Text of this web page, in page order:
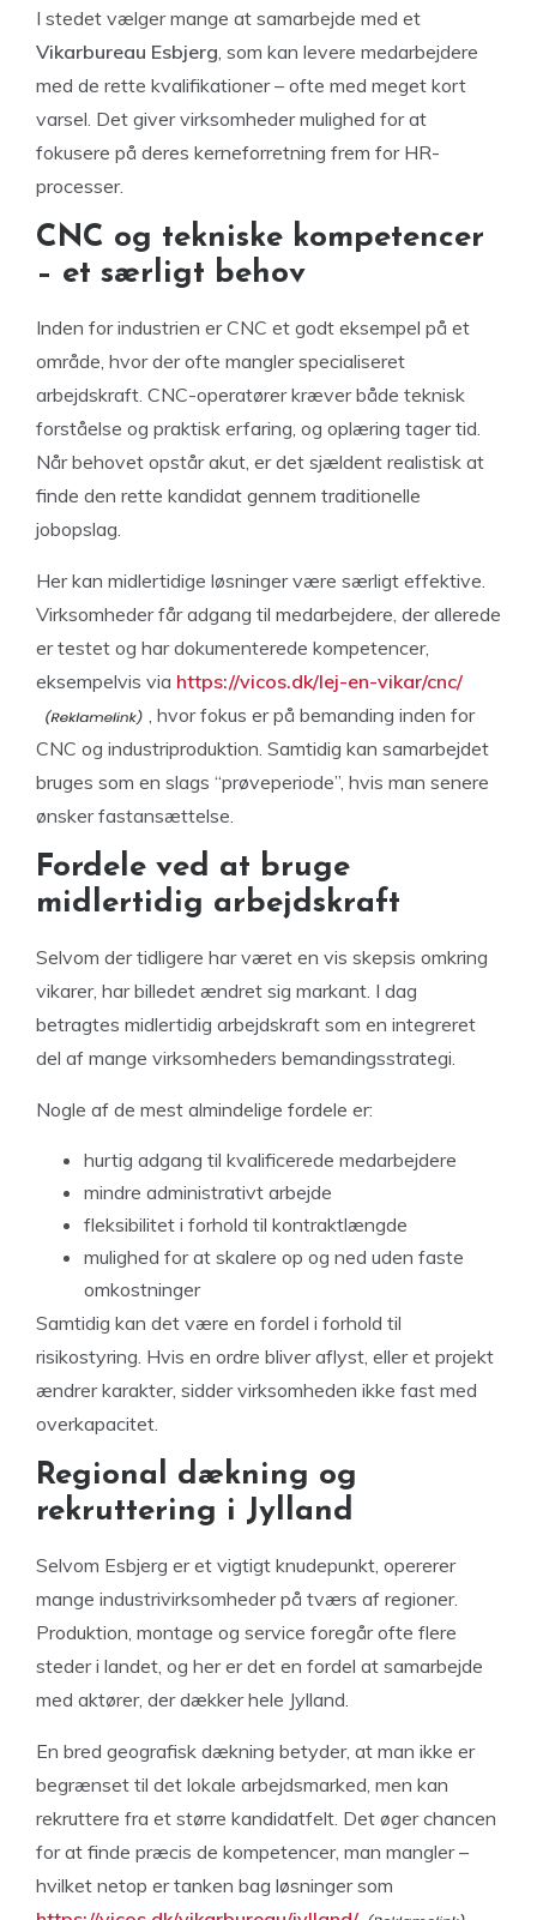
I stedet vælger mange at samarbejde med et
Vikarbureau Esbjerg , som kan levere medarbejdere
med de rette kvalifikationer – ofte med meget kort
varsel. Det giver virksomheder mulighed for at
fokusere på deres kerneforretning frem for HR-
processer.
CNC og tekniske kompetencer
– et særligt behov
Inden for industrien er CNC et godt eksempel på et
område, hvor der ofte mangler specialiseret
arbejdskraft. CNC-operatører kræver både teknisk
forståelse og praktisk erfaring, og oplæring tager tid.
Når behovet opstår akut, er det sjældent realistisk at
finde den rette kandidat gennem traditionelle
jobopslag.
Her kan midlertidige løsninger være særligt effektive.
Virksomheder får adgang til medarbejdere, der allerede
er testet og har dokumenterede kompetencer,
eksempelvis via https://vicos.dk/lej-en-vikar/cnc/
, hvor fokus er på bemanding inden for
CNC og industriproduktion. Samtidig kan samarbejdet
bruges som en slags “prøveperiode”, hvis man senere
ønsker fastansættelse.
Fordele ved at bruge
midlertidig arbejdskraft
Selvom der tidligere har været en vis skepsis omkring
vikarer, har billedet ændret sig markant. I dag
betragtes midlertidig arbejdskraft som en integreret
del af mange virksomheders bemandingsstrategi.
Nogle af de mest almindelige fordele er:
hurtig adgang til kvalificerede medarbejdere
mindre administrativt arbejde
fleksibilitet i forhold til kontraktlængde
mulighed for at skalere op og ned uden faste
omkostninger
Samtidig kan det være en fordel i forhold til
risikostyring. Hvis en ordre bliver aflyst, eller et projekt
ændrer karakter, sidder virksomheden ikke fast med
overkapacitet.
Regional dækning og
rekruttering i Jylland
Selvom Esbjerg er et vigtigt knudepunkt, opererer
mange industrivirksomheder på tværs af regioner.
Produktion, montage og service foregår ofte flere
steder i landet, og her er det en fordel at samarbejde
med aktører, der dækker hele Jylland.
En bred geografisk dækning betyder, at man ikke er
begrænset til det lokale arbejdsmarked, men kan
rekruttere fra et større kandidatfelt. Det øger chancen
for at finde præcis de kompetencer, man mangler –
hvilket netop er tanken bag løsninger som